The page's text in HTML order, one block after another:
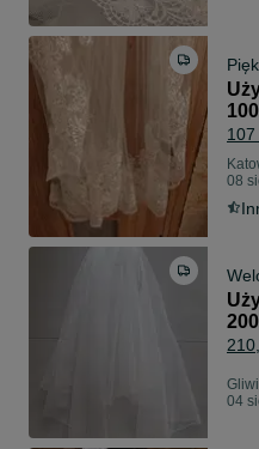
107
08
200
04